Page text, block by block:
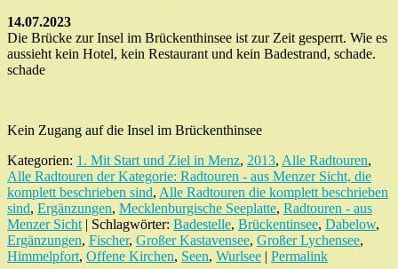
14.07.2023
Die Brücke zur Insel im Brückenthinsee ist zur Zeit gesperrt. Wie es
aussieht kein Hotel, kein Restaurant und kein Badestrand, schade.
schade
Kein Zugang auf die Insel im Brückenthinsee
Kategorien: 1. Mit Start und Ziel in Menz, 2013, Alle Radtouren,
Alle Radtouren der Kategorie: Radtouren - aus Menzer Sicht, die
komplett beschrieben sind, Alle Radtouren die komplett beschrieben
sind, Ergänzungen, Mecklenburgische Seeplatte, Radtouren - aus
Menzer Sicht | Schlagwörter: Badestelle, Brückentinsee, Dabelow,
Ergänzungen, Fischer, Großer Kastavensee, Großer Lychensee,
Himmelpfort, Offene Kirchen, Seen, Wurlsee | Permalink